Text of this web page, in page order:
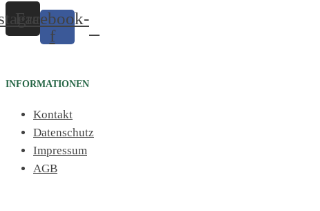
Facebook-
f
INFORMATIONEN
Kontakt
Datenschutz
Impressum
AGB